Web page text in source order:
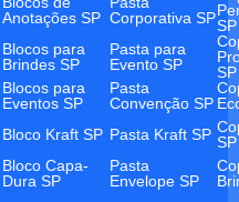
Anotações SP Corporativa SPSP
Blocos para
Brindes SP
Pasta para
Evento SP
SP
Blocos para
Eventos SP
Pasta
Convenção SP
Bloco Kraft SP Pasta Kraft SP SP
Bloco Capa-
Dura SP
Pasta
Envelope SP